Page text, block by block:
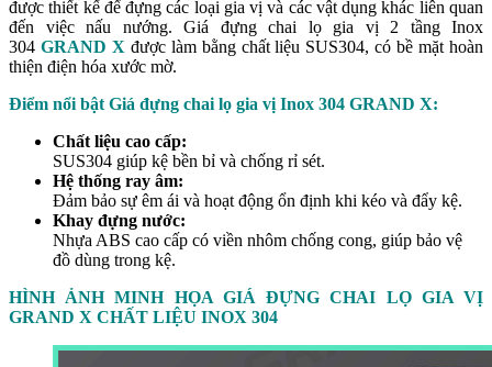
được thiết kế để đựng các loại gia vị và các vật dụng khác liên quan
đến việc nấu nướng. Giá đựng chai lọ gia vị 2 tầng Inox
304 GRAND X được làm bằng chất liệu SUS304, có bề mặt hoàn
thiện điện hóa xước mờ.
Điểm nổi bật Giá đựng chai lọ gia vị Inox 304 GRAND X:
Chất liệu cao cấp:
SUS304 giúp kệ bền bỉ và chống rỉ sét.
Hệ thống ray âm:
Đảm bảo sự êm ái và hoạt động ổn định khi kéo và đẩy kệ.
Khay đựng nước:
Nhựa ABS cao cấp có viền nhôm chống cong, giúp bảo vệ
đồ dùng trong kệ.
HÌNH ẢNH MINH HỌA GIÁ ĐỰNG CHAI LỌ GIA VỊ
GRAND X CHẤT LIỆU INOX 304